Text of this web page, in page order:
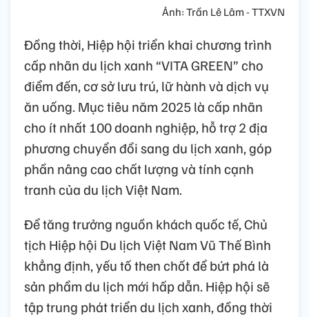
Ảnh: Trần Lê Lâm - TTXVN
Đồng thời, Hiệp hội triển khai chương trình
cấp nhãn du lịch xanh “VITA GREEN” cho
điểm đến, cơ sở lưu trú, lữ hành và dịch vụ
ăn uống. Mục tiêu năm 2025 là cấp nhãn
cho ít nhất 100 doanh nghiệp, hỗ trợ 2 địa
phương chuyển đổi sang du lịch xanh, góp
phần nâng cao chất lượng và tính cạnh
tranh của du lịch Việt Nam.
Để tăng trưởng nguồn khách quốc tế, Chủ
tịch Hiệp hội Du lịch Việt Nam Vũ Thế Bình
khẳng định, yếu tố then chốt để bứt phá là
sản phẩm du lịch mới hấp dẫn. Hiệp hội sẽ
tập trung phát triển du lịch xanh, đồng thời